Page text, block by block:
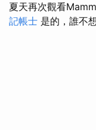
夏天再次觀看
記帳士 是的，誰不